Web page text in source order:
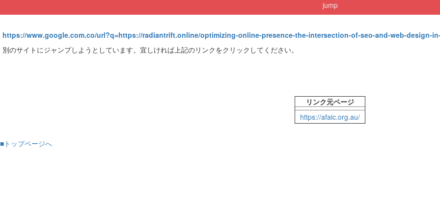
jump
https://www.google.com.co/url?q=https://radiantrift.online/optimizing-online-presence-the-intersection-of-seo-and-web-design-
別のサイトにジャンプしようとしています。宜しければ上記のリンクをクリックしてください。
リンク元ページ
https://afaic.org.au/
■トップページへ